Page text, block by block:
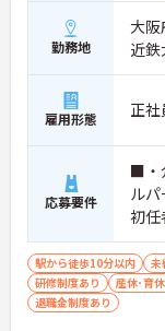
勤務地
大阪
近
雇用形態 正
応募要件
■・
ル
初任
社
普通
駅から徒歩10分以内 未
研修制度あり
産休･育
退職金制度あり